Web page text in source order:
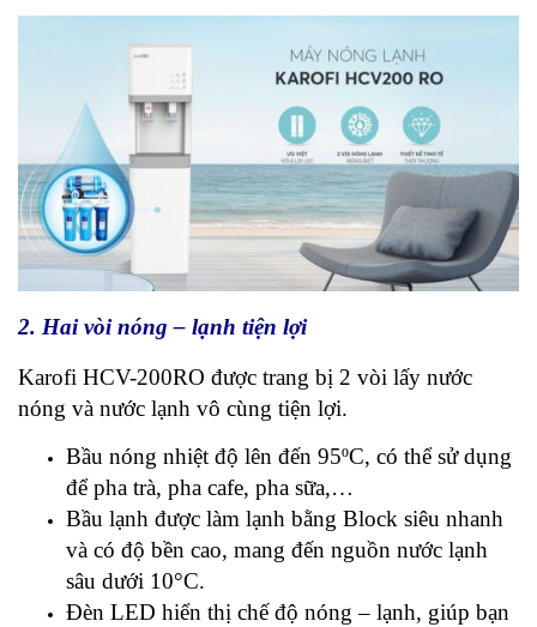
2. Hai vòi nóng – lạnh tiện lợi
Karofi HCV-200RO được trang bị 2 vòi lấy nước
nóng và nước lạnh vô cùng tiện lợi.
Bầu nóng nhiệt độ lên đến 95ºC, có thể sử dụng
để pha trà, pha cafe, pha sữa,…
Bầu lạnh được làm lạnh bằng Block siêu nhanh
và có độ bền cao, mang đến nguồn nước lạnh
sâu dưới 10°C.
Đèn LED hiển thị chế độ nóng – lạnh, giúp bạn